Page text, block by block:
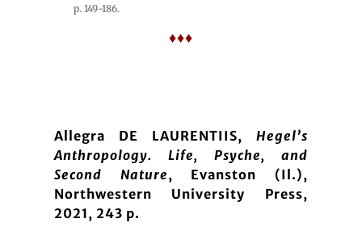
p. 149-186.
♦♦♦
Allegra DE LAURENTIIS, Hegel’s
Anthropology. Life, Psyche, and
Second Nature, Evanston (Il.),
Northwestern University Press,
2021, 243 p.